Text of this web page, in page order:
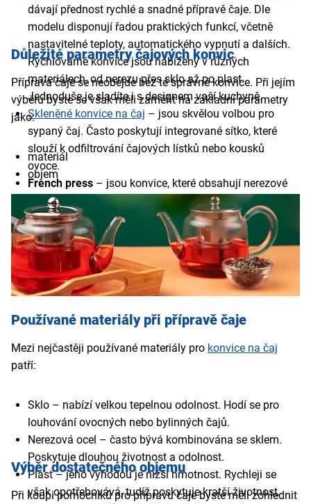
dávají přednost rychlé a snadné přípravě čaje. Dle
modelu disponují řadou praktických funkcí, včetně
nastavitelné teploty, automatického vypnutí a dalších.
Rychlovarné konvice jsou nabízeny v různých
materiálech, od nerezu přes sklo až po plast.
Jednoduše je sladíte i s designem vaší kuchyně.
Skleněné konvice na čaj – jsou skvělou volbou pro
sypaný čaj. Často poskytují integrované sítko, které
slouží k odfiltrování čajových lístků nebo kousků
ovoce.
French press – jsou konvice, které obsahují nerezové
stlačovací sítko na čaj nebo mletou kávu.
Důležité parametry čajových konvic
Příprava čaje se neobejde bez té správné konvice. Při jejím
výběru byste se však měli zaměřit na základní parametry
jako:
materiál
objem
Používané materiály při přípravě čaje
Mezi nejčastěji používané materiály pro konvice na čaj
patří:
Sklo – nabízí velkou tepelnou odolnost. Hodí se pro
louhování ovocných nebo bylinných čajů.
Nerezová ocel – často bývá kombinována se sklem.
Poskytuje dlouhou životnost a odolnost.
Plast – jeho výhodou je nižší hmotnost. Rychleji se
však opotřebovává, tudíž poskytuje kratší životnost.
Výběr dostatečného objemu
Při koupi pomocníků pro přípravu čaje byste měli zohlednit